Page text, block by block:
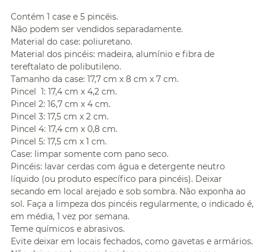
Contém 1 case e 5 pincéis.
Não podem ser vendidos separadamente.
Material do case: poliuretano.
Material dos pincéis: madeira, alumínio e fibra de
tereftalato de polibutileno.
Tamanho da case: 17,7 cm x 8 cm x 7 cm.
Pincel 1: 17,4 cm x 4,2 cm.
Pincel 2: 16,7 cm x 4 cm.
Pincel 3: 17,5 cm x 2 cm.
Pincel 4: 17,4 cm x 0,8 cm.
Pincel 5: 17,5 cm x 1 cm.
Case: limpar somente com pano seco.
Pincéis: lavar cerdas com água e detergente neutro
líquido (ou produto específico para pincéis). Deixar
secando em local arejado e sob sombra. Não exponha ao
sol. Faça a limpeza dos pincéis regularmente, o indicado é,
em média, 1 vez por semana.
Teme químicos e abrasivos.
Evite deixar em locais fechados, como gavetas e armários.